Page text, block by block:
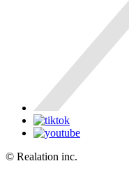
© Realation inc.